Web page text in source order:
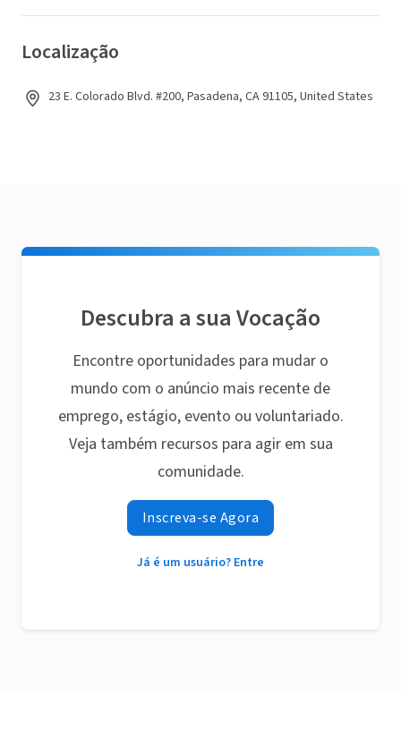
Localização
23 E. Colorado Blvd. #200, Pasadena, CA 91105, United States
Descubra a sua Vocação
Encontre oportunidades para mudar o
mundo com o anúncio mais recente de
emprego, estágio, evento ou voluntariado.
Veja também recursos para agir em sua
comunidade.
Inscreva-se Agora
Já é um usuário? Entre